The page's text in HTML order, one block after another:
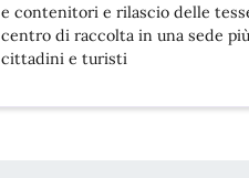
e contenitori e rilascio delle
centro di raccolta in una sede
cittadini e turisti